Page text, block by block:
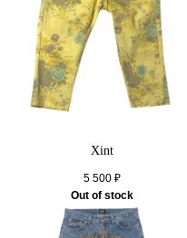
Xint
5 500 ₽
Out of stock